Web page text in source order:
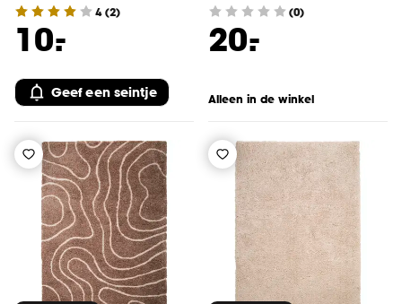
4(2)
10.
-
Geef een seintje
(0)
20.
-
Alleen in de winkel